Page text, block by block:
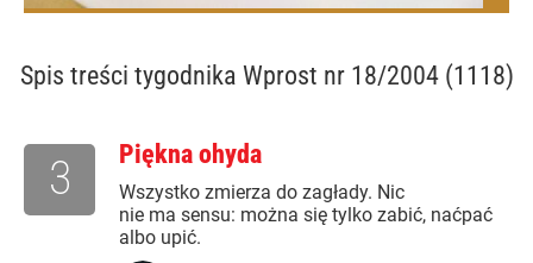
Spis treści tygodnika Wprost nr 18/2004 (1118)
Piękna ohyda
Wszystko zmierza do zagłady. Nic
nie ma sensu: można się tylko zabić, naćpać
albo upić.
3